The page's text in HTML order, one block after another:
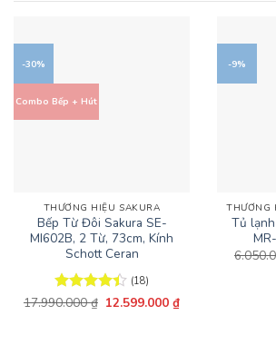
-30%
Combo Bếp + Hút
THƯƠNG HIỆU SAKURA
Bếp Từ Đôi Sakura SE-
MI602B, 2 Từ, 73cm, Kính
Schott Ceran
Được xếp
(18)
17.990.000₫ Giá
12.599.000₫Giá
-9%
Tủ